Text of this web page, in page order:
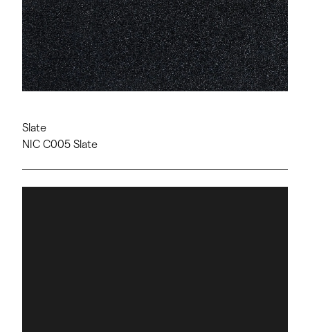
Slate
NIC C005 Slate